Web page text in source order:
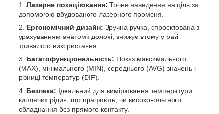
Лазерне позиціювання: Точне наведення на ціль за
допомогою вбудованого лазерного променя.
Ергономічний дизайн: Зручна ручка, спроєктована з
урахуванням анатомії долоні, знижує втому у разі
тривалого використання.
Багатофункціональність: Показ максимального
(MAX), мінімального (MIN), середнього (AVG) значень і
різниці температур (DIF).
Безпека: Ідеальний для вимірювання температури
киплячих рідин, що працюють, чи високовольтного
обладнання без прямого контакту.